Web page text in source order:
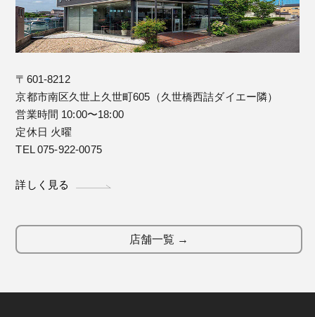
〒601-8212
京都市南区久世上久世町605（久世橋西詰ダイエー隣）
営業時間 10:00〜18:00
定休日 火曜
TEL 075-922-0075
詳しく見る
店舗一覧 →